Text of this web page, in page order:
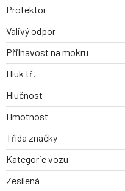
Protektor
Valivý odpor
Přilnavost na mokru
Hluk tř.
Hlučnost
Hmotnost
Třída značky
Kategorie vozu
Zesílená